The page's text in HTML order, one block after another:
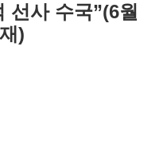
선사 수국”(6월
)